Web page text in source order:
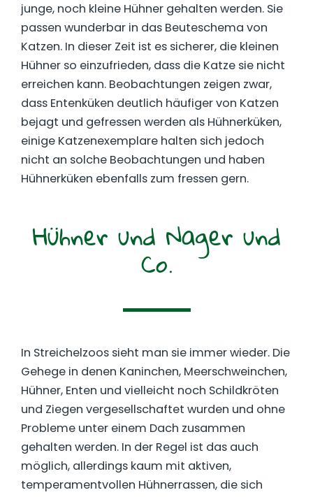
junge, noch kleine Hühner gehalten werden. Sie
passen wunderbar in das Beuteschema von
Katzen. In dieser Zeit ist es sicherer, die kleinen
Hühner so einzufrieden, dass die Katze sie nicht
erreichen kann. Beobachtungen zeigen zwar,
dass Entenküken deutlich häufiger von Katzen
bejagt und gefressen werden als Hühnerküken,
einige Katzenexemplare halten sich jedoch
nicht an solche Beobachtungen und haben
Hühnerküken ebenfalls zum fressen gern.
Hühner und Nager und
Co.
In Streichelzoos sieht man sie immer wieder. Die
Gehege in denen Kaninchen, Meerschweinchen,
Hühner, Enten und vielleicht noch Schildkröten
und Ziegen vergesellschaftet wurden und ohne
Probleme unter einem Dach zusammen
gehalten werden. In der Regel ist das auch
möglich, allerdings kaum mit aktiven,
temperamentvollen Hühnerrassen, die sich